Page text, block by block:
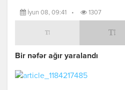
İyun 08, 09:41 • 1307
Bir nəfər ağır yaralandı